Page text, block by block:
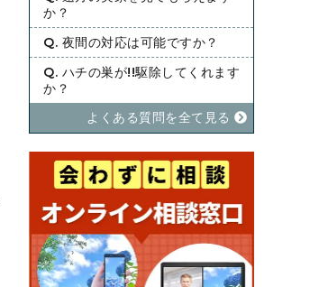
か？
Q. 夜間の対応は可能ですか？
Q. ハチの巣が!!駆除してくれます
か？
よくある質問を全て⾒る